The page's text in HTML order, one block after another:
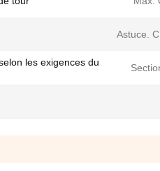
Astuce.
les exigences du